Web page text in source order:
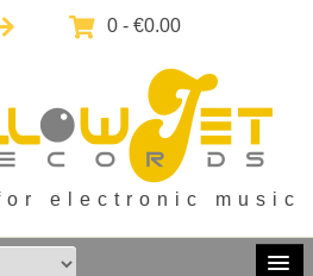
0 - €0.00
electronic music